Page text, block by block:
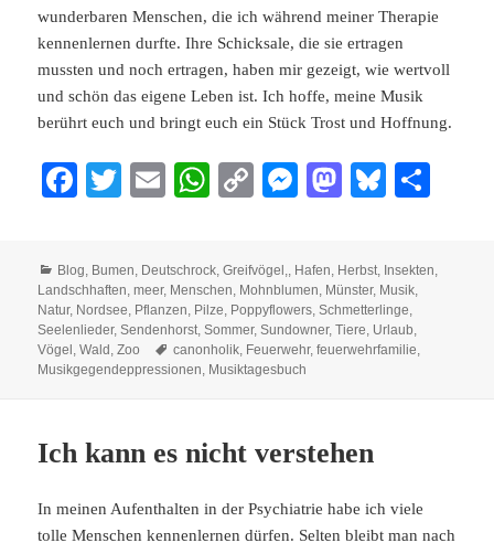
wunderbaren Menschen, die ich während meiner Therapie
kennenlernen durfte. Ihre Schicksale, die sie ertragen
mussten und noch ertragen, haben mir gezeigt, wie wertvoll
und schön das eigene Leben ist. Ich hoffe, meine Musik
berührt euch und bringt euch ein Stück Trost und Hoffnung.
Fa
ok
T
r
E
W
A
pp
C
Li
nk
M
ng
er
M
do
n
Bl
y
Kategorien
Blog Bumen Deutschrock ,Greifvögel, Hafen Herbst Insekten
Landschhaften ,meer, Menschen Mohnblumen Münster, Musik
Natur, Nordsee Pflanzen Pilze Poppyflowers ,Schmetterlinge
Seelenlieder,Sendenhorst ,Sommer,Sundowner,Tiere Urlaub
Vögel ,Wald ,Zoo Schlagwörter
canonholik Feuerwehr,feuerwehrfamilie
Musikgegendeppressionen Musiktagesbuch
Ich kann es nicht verstehen
In meinen Aufenthalten in der Psychiatrie habe ich viele
tolle Menschen kennenlernen dürfen. Selten bleibt man nach